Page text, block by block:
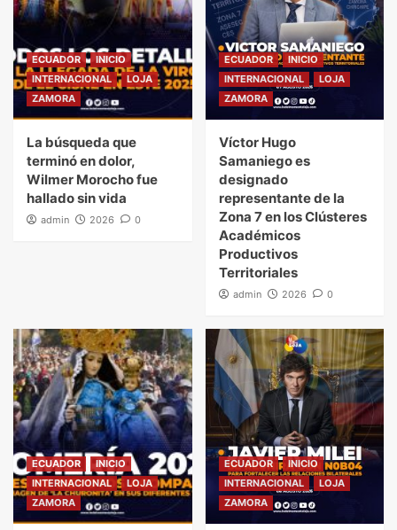
ECUADOR
INICIO
INTERNACIONAL
LOJA
ZAMORA
La búsqueda que
terminó en dolor,
Wilmer Morocho fue
hallado sin vida
admin 2026 0
ECUADOR
INICIO
INTERNACIONAL
LOJA
ZAMORA
Víctor Hugo
Samaniego es
designado
representante de la
Zona 7 en los Clústeres
Académicos
Productivos
Territoriales
admin 2026 0
ECUADOR
INICIO
INTERNACIONAL
LOJA
ZAMORA
ECUADOR
INICIO
INTERNACIONAL
LOJA
ZAMORA